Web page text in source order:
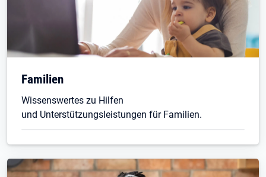
Familien
Wissenswertes zu Hilfen
und Unterstützungsleistungen für Familien.